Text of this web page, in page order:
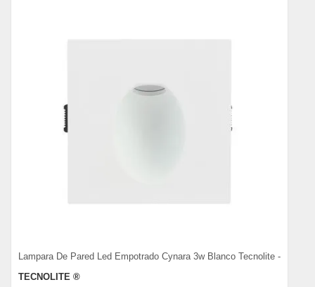
Lampara De Pared Led Empotrado Cynara 3w Blanco Tecnolite -
TECNOLITE ®